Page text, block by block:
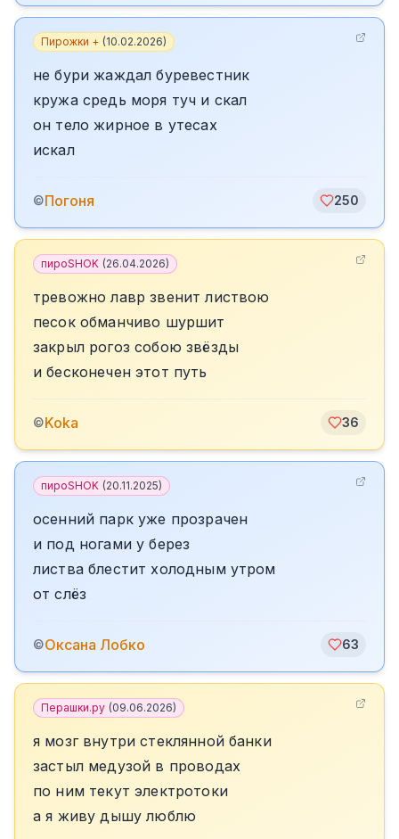
Пирожки + (10.02.2026)
не бури жаждал буревестник
кружа средь моря туч и скал
он тело жирное в утесах
искал
©Погоня 250
пироSHOK (26.04.2026)
тревожно лавр звенит листвою
песок обманчиво шуршит
закрыл рогоз собою звёзды
и бесконечен этот путь
©Koka 36
пироSHOK (20.11.2025)
осенний парк уже прозрачен
и под ногами у берез
листва блестит холодным утром
от слёз
©Оксана Лобко 63
Перашки.ру (09.06.2026)
я мозг внутри стеклянной банки
застыл медузой в проводах
по ним текут электротоки
а я живу дышу люблю